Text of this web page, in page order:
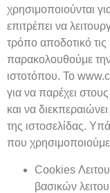
χρησιμοποιούνται
επιτρέπει να
τρόπο αποδοτικό
παρακολουθούμε
ιστοτόπου. Το
για να παρέχει
και να
της ιστοσελίδας.
που
Cookies
βασικών